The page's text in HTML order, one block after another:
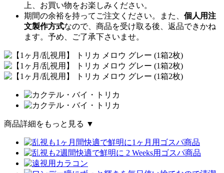
上、お買い物をお楽しみください。
期間の余裕を持ってご注文ください。また、 個人用注
文製作方式なので、商品を受け取る後、返品できかね
ます。予め、ご了承下さいませ。
商品詳細をもっと見る ▼